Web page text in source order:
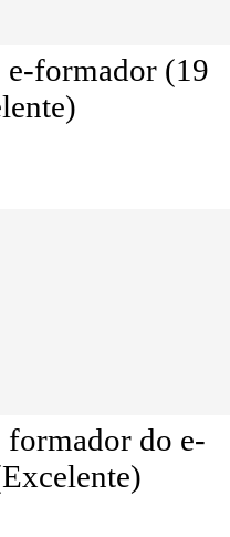
e-formador (19
formador do e-